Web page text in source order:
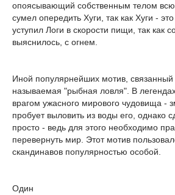
опоясывающий собственным телом
сумел опередить Хуги, так как Хуги -
уступил Логи в скорости пищи, так как
выяснилось, с огнем.
Иной популярнейших мотив, связанный
называемая "рыбная ловля". В
врагом ужасного мирового чудовища -
пробует выловить из воды его, однако
просто - ведь для этого необходимо
перевернуть мир. Этот мотив
скандинавов популярностью особой.
Один